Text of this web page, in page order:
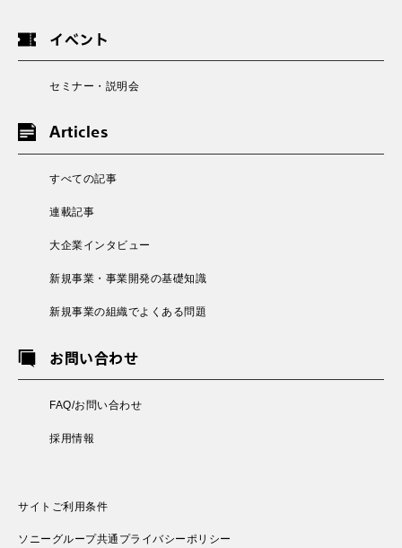
イベント
セミナー・説明会
Articles
すべての記事
連載記事
大企業インタビュー
新規事業・事業開発の基礎知識
新規事業の組織でよくある問題
お問い合わせ
FAQ/お問い合わせ
採用情報
サイトご利用条件
ソニーグループ共通プライバシーポリシー